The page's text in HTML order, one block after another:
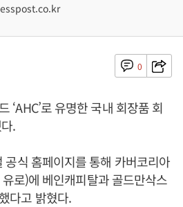
0
‘AHC’로 유명한 국내 회장품 회
.
공식 홈페이지를 통해 카버코리아
로)에 베인캐피탈과 골드만삭스
다고 밝혔다.